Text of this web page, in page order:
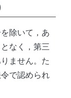
除いて，あ
なく，第三
ません。た
で認められ